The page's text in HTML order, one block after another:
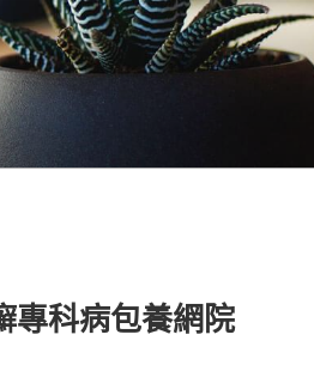
專科病包養網院